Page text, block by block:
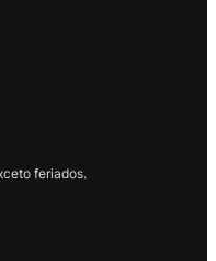
feriados.